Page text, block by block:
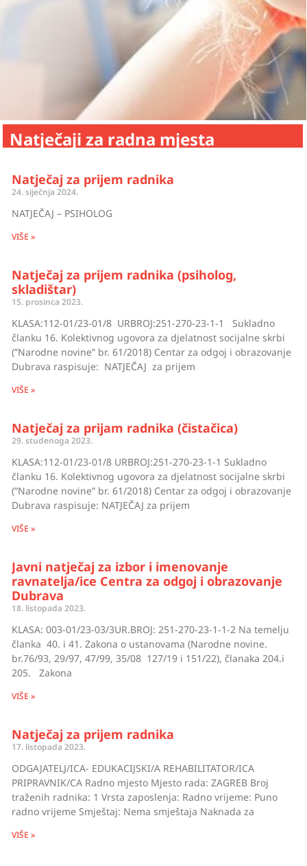
Natječaji i
rezultati
natječaja
za radna
mjesta
Natječaji za radna mjesta
Natječaj za prijem radnika
24. siječnja 2024.
NATJEČAJ – PSIHOLOG
VIŠE »
Natječaj za prijem radnika (psiholog,
skladištar)
15. prosinca 2023.
KLASA:112-01/23-01/8 URBROJ:251-270-23-1-1 Sukladno
članku 16. Kolektivnog ugovora za djelatnost socijalne skrbi
(”Narodne novine” br. 61/2018) Centar za odgoj i obrazovanje
Dubrava raspisuje: NATJEČAJ za prijem
VIŠE »
Natječaj za prijam radnika (čistačica)
29. studenoga 2023.
KLASA:112-01/23-01/8 URBROJ:251-270-23-1-1 Sukladno
članku 16. Kolektivnog ugovora za djelatnost socijalne skrbi
(”Narodne novine” br. 61/2018) Centar za odgoj i obrazovanje
Dubrava raspisuje: NATJEČAJ za prijem
VIŠE »
Javni natječaj za izbor i imenovanje
ravnatelja/ice Centra za odgoj i obrazovanje
Dubrava
18. listopada 2023.
KLASA: 003-01/23-03/3UR.BROJ: 251-270-23-1-1-2 Na temelju
članka 40. i 41. Zakona o ustanovama (Narodne novine.
br.76/93, 29/97, 47/99, 35/08 127/19 i 151/22), članaka 204.i
205. Zakona
VIŠE »
Natječaj za prijem radnika
17. listopada 2023.
ODGAJATELJ/ICA- EDUKACIJSKI/A REHABILITATOR/ICA
PRIPRAVNIK/CA Radno mjesto Mjesto rada: ZAGREB Broj
traženih radnika: 1 Vrsta zaposlenja: Radno vrijeme: Puno
radno vrijeme Smještaj: Nema smještaja Naknada za
VIŠE »